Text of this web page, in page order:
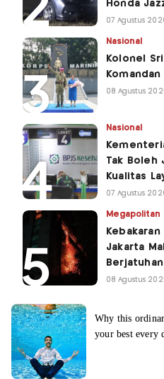
Honda
07 Agustus
Nasional
Kolonel
08 Agustus
Nasional
Tak Boleh
Kualitas
07 Agustus
Megapolitan
Jakarta
Berjatuhan
08 Agustus